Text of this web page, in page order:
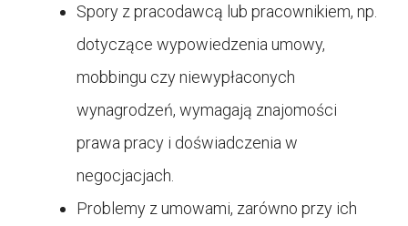
Spory z pracodawcą lub pracownikiem, np.
dotyczące wypowiedzenia umowy,
mobbingu czy niewypłaconych
wynagrodzeń, wymagają znajomości
prawa pracy i doświadczenia w
negocjacjach.
Problemy z umowami, zarówno przy ich